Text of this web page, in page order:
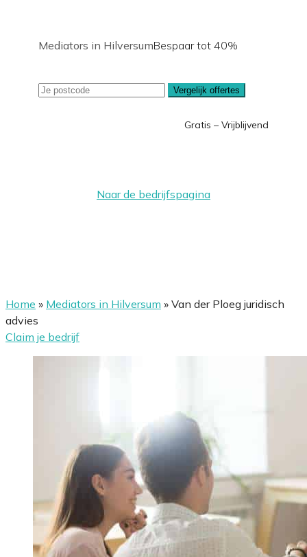
Mediators in HilversumBespaar tot 40%
Vergelijk offertes
Gratis – Vrijblijvend
Naar de bedrijfspagina
Home » Mediators in Hilversum » Van der Ploeg juridisch
advies
Claim je bedrijf